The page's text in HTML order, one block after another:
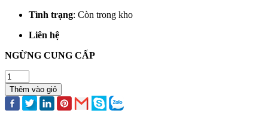
Tình trạng: Còn trong kho
Liên hệ
NGỪNG CUNG CẤP
Thêm vào giỏ